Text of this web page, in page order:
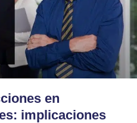
en
implicaciones